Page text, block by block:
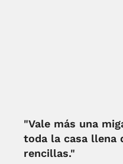
"Vale más una
toda la casa llena
rencillas."